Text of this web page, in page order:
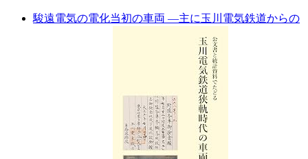
駿遠電気の電化当初の車両 —主に玉川電気鉄道からの